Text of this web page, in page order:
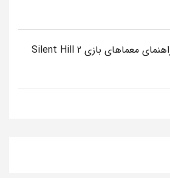
راهنمای معماهای بازی Silent Hill 2